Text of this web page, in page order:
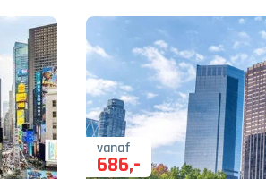
vanaf
686,-